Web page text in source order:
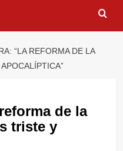
“LA REFORMA DE LA
de la
triste y